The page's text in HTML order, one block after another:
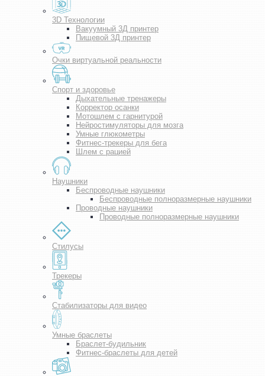
3D Технологии
Вакуумный 3Д принтер
Пищевой 3Д принтер
Очки виртуальной реальности
Спорт и здоровье
Дыхательные тренажеры
Корректор осанки
Мотошлем с гарнитурой
Нейростимуляторы для мозга
Умные глюкометры
Фитнес-трекеры для бега
Шлем с рацией
Наушники
Беспроводные наушники
Беспроводные полноразмерные наушники
Проводные наушники
Проводные полноразмерные наушники
Стилусы
Трекеры
Стабилизаторы для видео
Умные браслеты
Браслет-будильник
Фитнес-браслеты для детей